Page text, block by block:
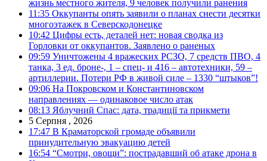
жизнь местного жителя, 9 человек получили ранения
11:35 Оккупанты опять заявили о планах снести десятки
многоэтажек в Северскодонецке
10:42 Цифры есть, деталей нет: новая сводка из
Горловки от оккупантов. Заявлено о раненых
09:59 Уничтожены 4 вражеских РСЗО, 7 средств ПВО, 4
танка, 3 ед. броне-, 1 – спец- и 416 – автотехники, 59 –
артиллерии. Потери РФ в живой силе – 1330 “штыков”!
09:06 На Покровском и Константиновском
направлениях — одинаковое число атак
08:13 Яблучний Спас: дата, традиції та прикмети
5 Серпня , 2026
17:47 В Краматорской громаде объявили
принудительную эвакуацию детей
16:54 “Смотри, овощи”: пострадавший об атаке дрона в